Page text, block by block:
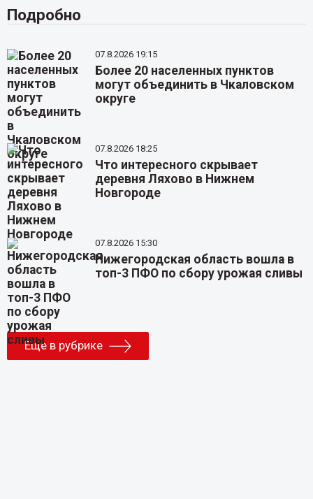
Подробно
07.8.2026 19:15
Более 20 населенных пунктов
могут объединить в Чкаловском
округе
07.8.2026 18:25
Что интересного скрывает
деревня Ляхово в Нижнем
Новгороде
07.8.2026 15:30
Нижегородская область вошла в
топ-3 ПФО по сбору урожая сливы
Еще в рубрике